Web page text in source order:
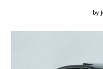
by